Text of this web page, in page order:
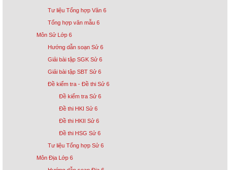
Tư liệu Tổng hợp Văn 6
Tổng hợp văn mẫu 6
Môn Sử Lớp 6
Hướng dẫn soạn Sử 6
Giải bài tập SGK Sử 6
Giải bài tập SBT Sử 6
Đề kiểm tra - Đề thi Sử 6
Đề kiểm tra Sử 6
Đề thi HKI Sử 6
Đề thi HKII Sử 6
Đề thi HSG Sử 6
Tư liệu Tổng hợp Sử 6
Môn Địa Lớp 6